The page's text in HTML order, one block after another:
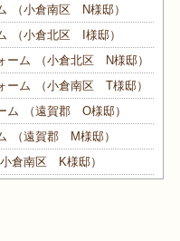
（小倉南区 N様邸）
（小倉北区 I様邸）
ーム
（小倉北区 N様邸）
ーム
（小倉南区 T様邸）
ム
（遠賀郡 O様邸）
（遠賀郡 M様邸）
小倉南区 K様邸）